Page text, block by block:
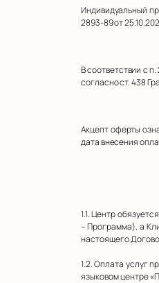
Индивидуальный
2893-89 от
В соответствии с
согласно ст. 438
Акцепт оферты
дата внесения
1.1. Центр
– Программа), а
настоящего
1.2. Оплата услуг
языковом центре